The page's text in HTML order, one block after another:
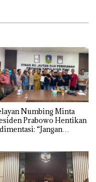
Numbing Minta
Prabowo Hentikan
“Jangan
Makan”